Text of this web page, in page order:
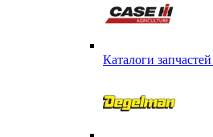
Каталоги